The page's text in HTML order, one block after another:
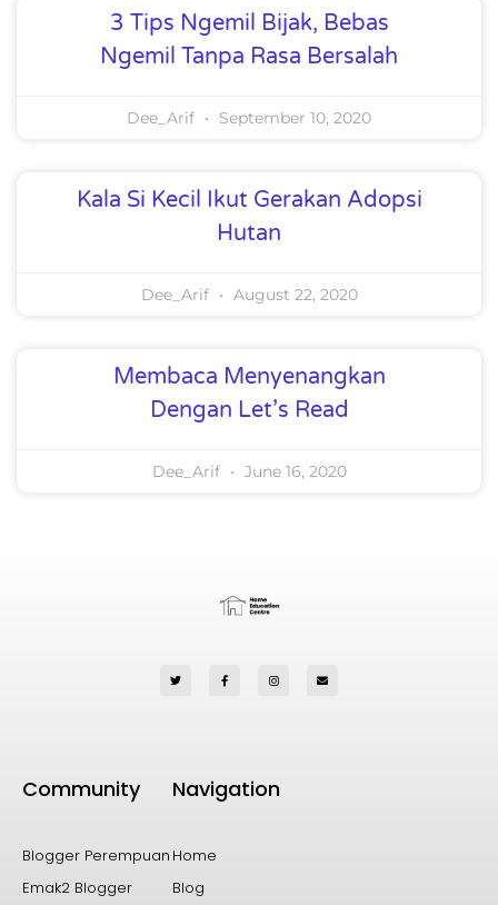
3 Tips Ngemil Bijak, Bebas
Ngemil Tanpa Rasa Bersalah
Dee_Arif September 10, 2020
Kala Si Kecil Ikut Gerakan Adopsi
Hutan
Dee_Arif August 22, 2020
Membaca Menyenangkan
Dengan Let’s Read
Dee_Arif June 16, 2020
Community
Blogger Perempuan
Emak2 Blogger
Navigation
Home
Blog